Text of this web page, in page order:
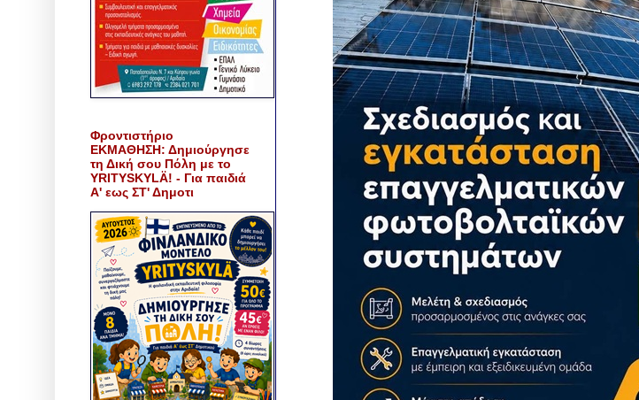
Φροντιστήριο
ΕΚΜΑΘΗΣΗ: Δημιούργησε
τη Δική σου Πόλη με το
YRITYSKYLÄ! - Για παιδιά
Α' εως ΣΤ' Δημοτι